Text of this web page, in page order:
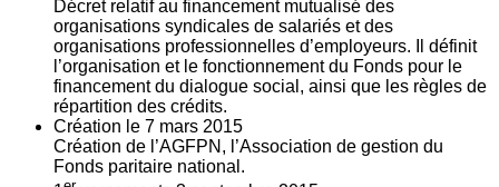
Décret relatif au financement mutualisé des
organisations syndicales de salariés et des
organisations professionnelles d’employeurs. Il définit
l’organisation et le fonctionnement du Fonds pour le
financement du dialogue social, ainsi que les règles de
répartition des crédits.
Création le 7 mars 2015
Création de l’AGFPN, l’Association de gestion du
Fonds paritaire national.